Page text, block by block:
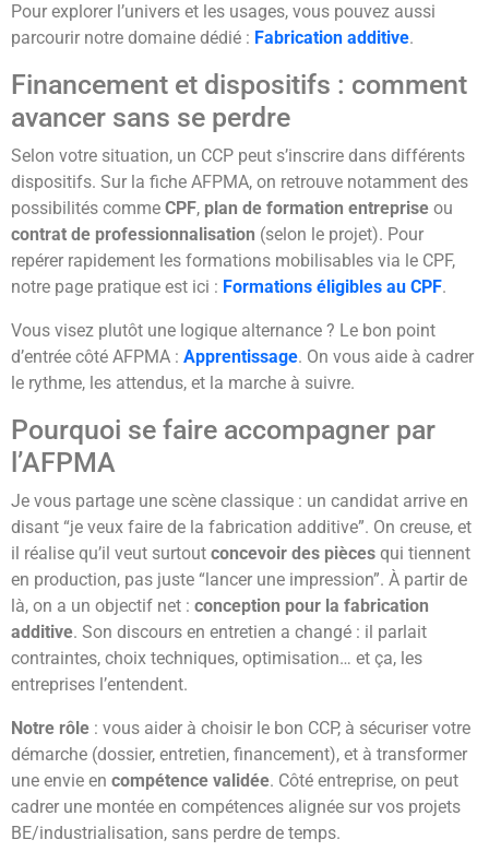
Pour explorer l’univers et les usages, vous pouvez aussi
parcourir notre domaine dédié : Fabrication additive.
Financement et dispositifs : comment
avancer sans se perdre
Selon votre situation, un CCP peut s’inscrire dans différents
dispositifs. Sur la fiche AFPMA, on retrouve notamment des
possibilités comme CPF, plan de formation entreprise ou
contrat de professionnalisation (selon le projet). Pour
repérer rapidement les formations mobilisables via le CPF,
notre page pratique est ici : Formations éligibles au CPF.
Vous visez plutôt une logique alternance ? Le bon point
d’entrée côté AFPMA : Apprentissage. On vous aide à cadrer
le rythme, les attendus, et la marche à suivre.
Pourquoi se faire accompagner par
l’AFPMA
Je vous partage une scène classique : un candidat arrive en
disant “je veux faire de la fabrication additive”. On creuse, et
il réalise qu’il veut surtout concevoir des pièces qui tiennent
en production, pas juste “lancer une impression”. À partir de
là, on a un objectif net : conception pour la fabrication
additive. Son discours en entretien a changé : il parlait
contraintes, choix techniques, optimisation… et ça, les
entreprises l’entendent.
Notre rôle : vous aider à choisir le bon CCP, à sécuriser votre
démarche (dossier, entretien, financement), et à transformer
une envie en compétence validée. Côté entreprise, on peut
cadrer une montée en compétences alignée sur vos projets
BE/industrialisation, sans perdre de temps.